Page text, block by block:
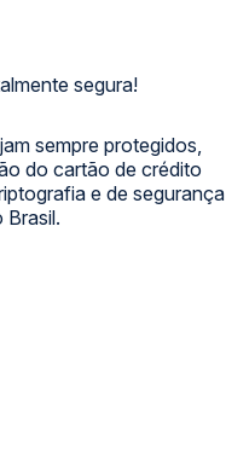
segura!
sempre protegidos,
do cartão de crédito
e de segurança
Brasil.